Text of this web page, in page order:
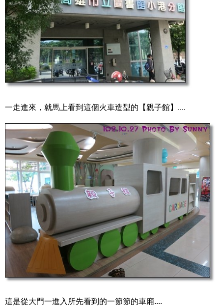
一走進來，就馬上看到這個火車造型的【親子館】....
這是從大門一進入所先看到的一節節的車廂....